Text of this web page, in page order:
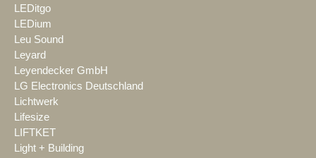
LEDitgo
LEDium
Leu Sound
Leyard
Leyendecker GmbH
LG Electronics Deutschland
Lichtwerk
Lifesize
LIFTKET
Light + Building